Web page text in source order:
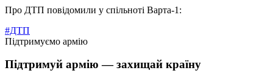
Про ДТП повідомили у спільноті Варта-1:
#ДТП
Підтримуємо армію
Підтримуй армію — захищай країну